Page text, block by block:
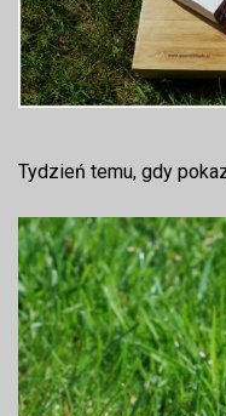
Tydzień temu, gdy